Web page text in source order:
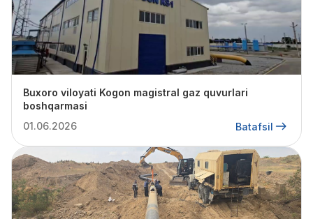
Buxoro viloyati Kogon magistral gaz quvurlari
boshqarmasi
01.06.2026
Batafsil